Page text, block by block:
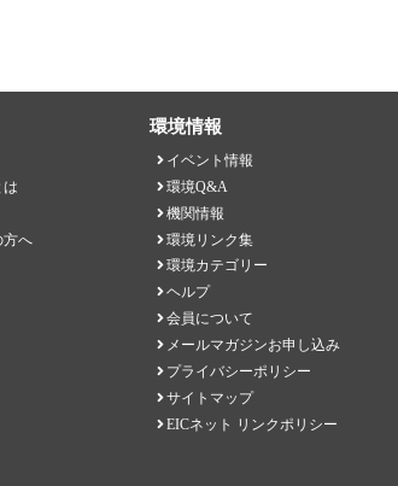
は
方へ
環境情報
イベント情報
環境Q&A
機関情報
環境リンク集
環境カテゴリー
ヘルプ
会員について
メールマガジンお申し込み
プライバシーポリシー
サイトマップ
EICネット リンクポリシー